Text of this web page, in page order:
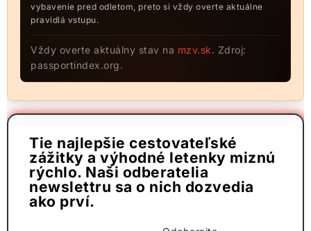
vybavenie pred odletom, preto si vždy overte aktuálne
pravidlá vstupu.
Vždy overte aktuálny stav na mzv.sk. Zdroj:
passportindex.org.
Tie najlepšie cestovateľské
zážitky a výhodné letenky miznú
rýchlo. Naši odberatelia
newslettru sa o nich dozvedia
ako prví.